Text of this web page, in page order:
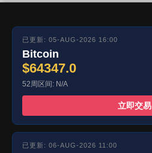
已更新: 05-AUG-2026 16:00
Bitcoin
$64347.0
52周区间: N/A
立即交易
已更新: 06-AUG-2026 11:00